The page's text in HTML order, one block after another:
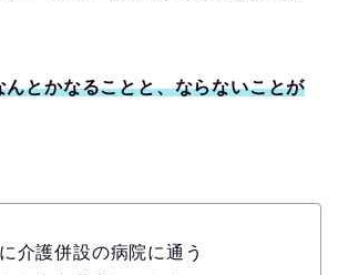
んとかなることと、ならないことが
介護併設の病院に通う